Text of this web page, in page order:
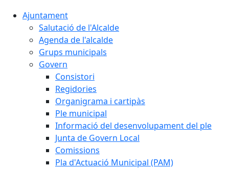
Ajuntament
Salutació de l'Alcalde
Agenda de l'alcalde
Grups municipals
Govern
Consistori
Regidories
Organigrama i cartipàs
Ple municipal
Informació del desenvolupament del ple
Junta de Govern Local
Comissions
Pla d'Actuació Municipal (PAM)